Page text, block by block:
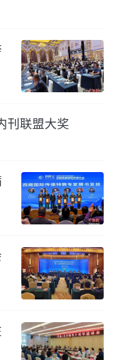
刊联盟大奖